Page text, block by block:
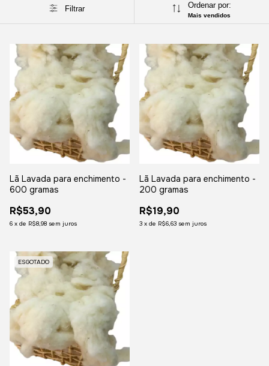
Filtrar Ordenar por:
Mais vendidos
Lã Lavada para enchimento -
600 gramas
R$53,90
6 x de R$8,98 sem juros
Lã Lavada para enchimento -
200 gramas
R$19,90
3 x de R$6,63 sem juros
ESGOTADO